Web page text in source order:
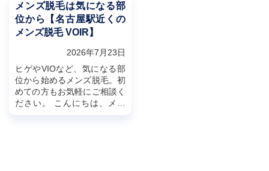
メンズ脱毛は気になる部
位から【名古屋駅近くの
メンズ脱毛 VOIR】
2026年7月23日
ヒゲやVIOなど、気になる部
位から始めるメンズ脱毛。初
めての方もお気軽にご相談く
ださい。 こんにちは、メン